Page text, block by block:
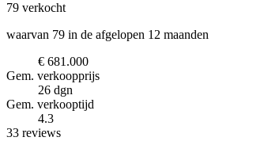
79 verkocht
waarvan 79 in de afgelopen 12 maanden
€ 681.000
Gem. verkoopprijs
26 dgn
Gem. verkooptijd
4.3
33 reviews